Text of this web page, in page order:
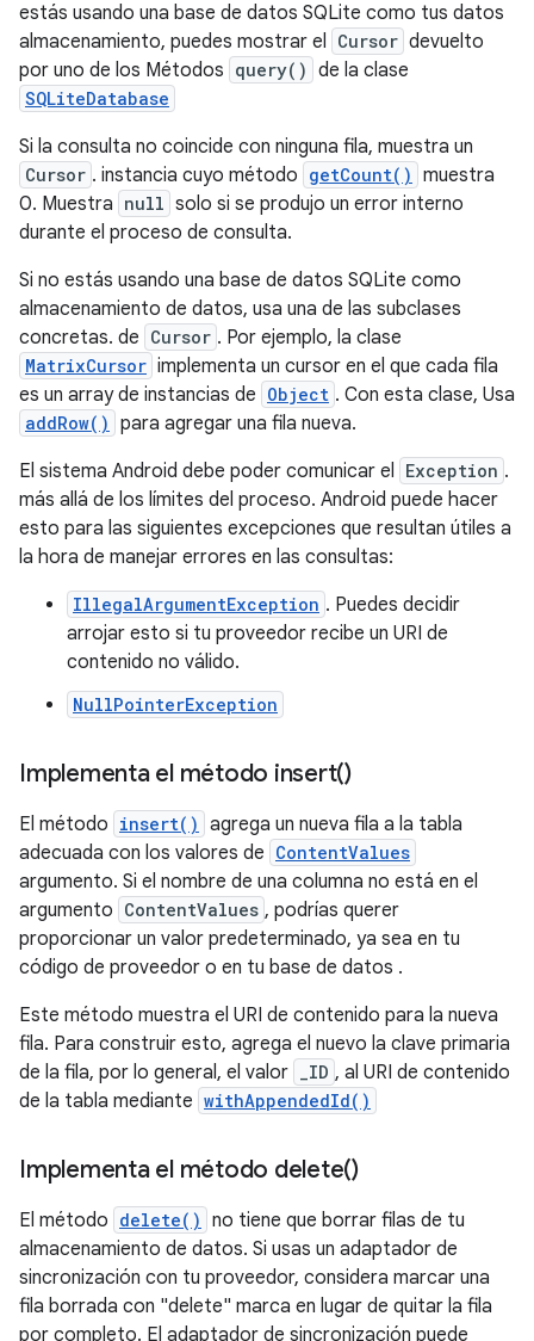
estás usando una base de datos SQLite como tus datos
almacenamiento, puedes mostrar el Cursor devuelto
por uno de los Métodos query() de la clase
SQLiteDatabase
Si la consulta no coincide con ninguna fila, muestra un
Cursor . instancia cuyo método getCount() muestra
0. Muestra null solo si se produjo un error interno
durante el proceso de consulta.
Si no estás usando una base de datos SQLite como
almacenamiento de datos, usa una de las subclases
concretas. de Cursor . Por ejemplo, la clase
MatrixCursor implementa un cursor en el que cada fila
es un array de instancias de Object . Con esta clase, Usa
addRow() para agregar una fila nueva.
El sistema Android debe poder comunicar el Exception .
más allá de los límites del proceso. Android puede hacer
esto para las siguientes excepciones que resultan útiles a
la hora de manejar errores en las consultas:
IllegalArgumentException . Puedes decidir
arrojar esto si tu proveedor recibe un URI de
contenido no válido.
NullPointerException
Implementa el método insert()
El método insert() agrega un nueva fila a la tabla
adecuada con los valores de ContentValues
argumento. Si el nombre de una columna no está en el
argumento ContentValues , podrías querer
proporcionar un valor predeterminado, ya sea en tu
código de proveedor o en tu base de datos .
Este método muestra el URI de contenido para la nueva
fila. Para construir esto, agrega el nuevo la clave primaria
de la fila, por lo general, el valor
_ID , al URI de contenido
de la tabla mediante withAppendedId()
Implementa el método delete()
El método delete() no tiene que borrar filas de tu
almacenamiento de datos. Si usas un adaptador de
sincronización con tu proveedor, considera marcar una
fila borrada con "delete" marca en lugar de quitar la fila
por completo. El adaptador de sincronización puede